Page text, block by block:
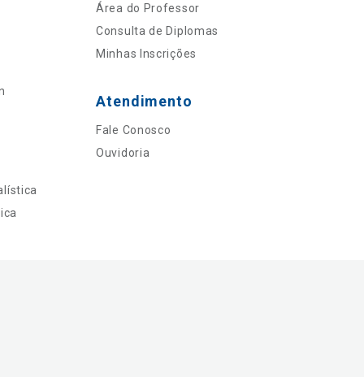
Área do Professor
Consulta de Diplomas
Minhas Inscrições
Atendimento
Fale Conosco
Ouvidoria